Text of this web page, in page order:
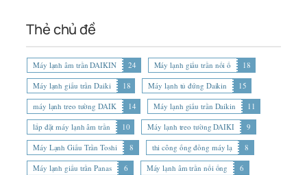
Thẻ chủ đề
Máy lạnh âm trần DAIKIN 24 Máy lạnh giấu trần nối ố
18
Máy lạnh giấu trần Daiki
18 Máy lạnh tủ đứng Daikin
15
máy lạnh treo tường DAIK
14 Máy lạnh giấu trần Daikin
11
lắp đặt máy lạnh âm trần
10 Máy lạnh treo tường DAIKI
9
Máy Lạnh Giấu Trần Toshi
8 thi công ống đồng máy lạ
8
Máy lạnh giấu trần Panas
6 Máy lạnh âm trần nối ống
6